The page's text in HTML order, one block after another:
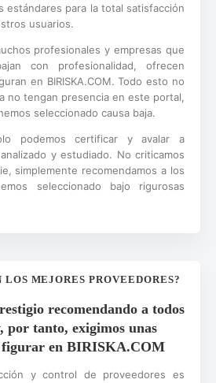
estándares para la total satisfacción
usuarios.
profesionales y empresas que
con profesionalidad, ofrecen
en BIRISKA.COM. Todo esto no
no tengan presencia en este portal,
seleccionado causa baja.
podemos certificar y avalar a
y estudiado. No criticamos
simplemente recomendamos a los
seleccionado bajo rigurosas
LOS MEJORES PROVEEDORES?
recomendando a todos
por tanto, exigimos unas
figurar en BIRISKA.COM
y control de proveedores es